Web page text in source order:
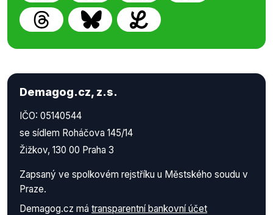
Demagog.cz, z.s.
IČO: 05140544
se sídlem Roháčova 145/14
Žižkov, 130 00 Praha 3
Zapsaný ve spolkovém rejstříku u Městského soudu v
Praze.
Demagog.cz má transparentní bankovní účet